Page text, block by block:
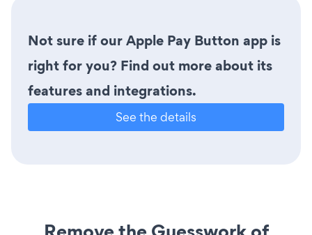
Not sure if our Apple Pay Button app is
right for you? Find out more about its
features and integrations.
See the details